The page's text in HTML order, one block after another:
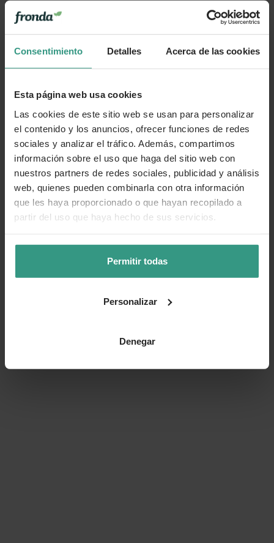
Consentimiento Detalles Acerca de las cookies
Esta página web usa cookies
Las cookies de este sitio web se usan para personalizar
el contenido y los anuncios, ofrecer funciones de redes
sociales y analizar el tráfico. Además, compartimos
información sobre el uso que haga del sitio web con
nuestros partners de redes sociales, publicidad y análisis
web, quienes pueden combinarla con otra información
que les haya proporcionado o que hayan recopilado a
partir del uso que haya hecho de sus servicios.
Permitir todas
Personalizar
Denegar
👍 Sí